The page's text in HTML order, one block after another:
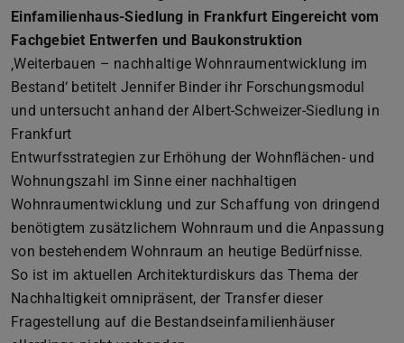
Einfamilienhaus-Siedlung in Frankfurt Eingereicht vom
Fachgebiet Entwerfen und Baukonstruktion
‚Weiterbauen – nachhaltige Wohnraumentwicklung im
Bestand‘ betitelt Jennifer Binder ihr Forschungsmodul
und untersucht anhand der Albert-Schweizer-Siedlung in
Frankfurt
Entwurfsstrategien zur Erhöhung der Wohnflächen- und
Wohnungszahl im Sinne einer nachhaltigen
Wohnraumentwicklung und zur Schaffung von dringend
benötigtem zusätzlichem Wohnraum und die Anpassung
von bestehendem Wohnraum an heutige Bedürfnisse.
So ist im aktuellen Architekturdiskurs das Thema der
Nachhaltigkeit omnipräsent, der Transfer dieser
Fragestellung auf die Bestandseinfamilienhäuser